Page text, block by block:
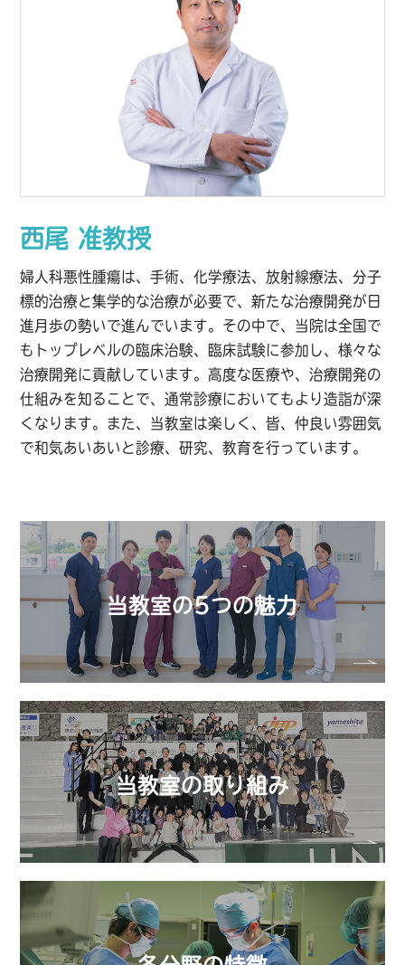
西尾 准教授
婦人科悪性腫瘍は、手術、化学療法、放射線療法、分子
標的治療と集学的な治療が必要で、新たな治療開発が日
進月歩の勢いで進んでいます。その中で、当院は全国で
もトップレベルの臨床治験、臨床試験に参加し、様々な
治療開発に貢献しています。高度な医療や、治療開発の
仕組みを知ることで、通常診療においてもより造詣が深
くなります。また、当教室は楽しく、皆、仲良い雰囲気
で和気あいあいと診療、研究、教育を行っています。
当教室の5つの魅力
当教室の取り組み